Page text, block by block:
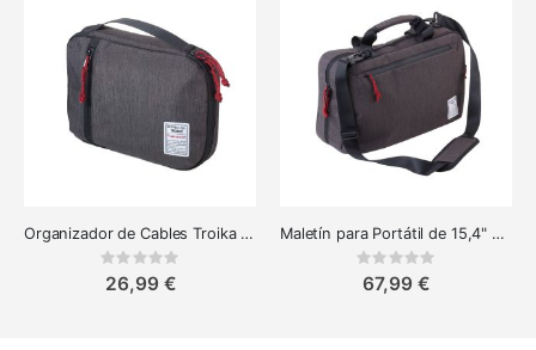
Organizador de Cables Troika Business Tech Pouch
Rating:
26,99 €
Maletín para Portátil de 15,4" XXL
Rating:
67,99 €